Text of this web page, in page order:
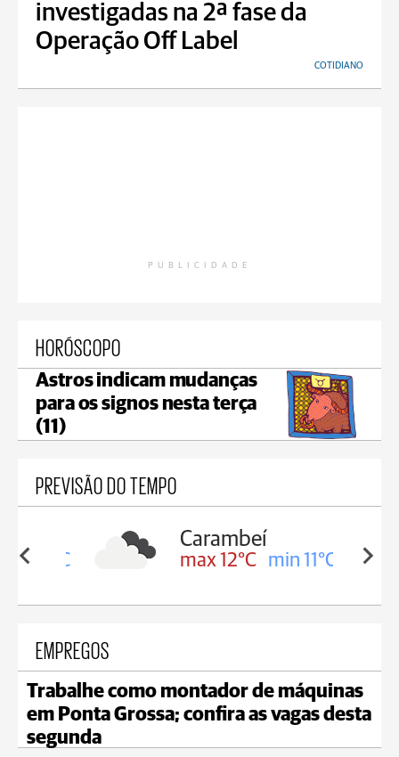
investigadas na 2ª fase da
Operação Off Label
COTIDIANO
PUBLICIDADE
HORÓSCOPO
Astros indicam mudanças
para os signos nesta terça
(11)
PREVISÃO DO TEMPO
12°C
Carambeí
max 12°C min 11°C
EMPREGOS
Trabalhe como montador de máquinas
em Ponta Grossa; confira as vagas desta
segunda